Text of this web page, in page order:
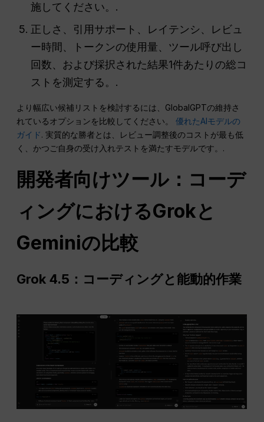
施してください。.
正しさ、引用サポート、レイテンシ、レビュ
ー時間、トークンの使用量、ツール呼び出し
回数、および採択された結果1件あたりの総コ
ストを測定する。.
より幅広い候補リストを検討するには、GlobalGPTの維持さ
れているオプションを比較してください。優れたAIモデルの
ガイド. 実質的な勝者とは、レビュー調整後のコストが最も低
く、かつご自身の受け入れテストを満たすモデルです。.
開発者向けツール：コーデ
ィングにおけるGrokと
Geminiの比較
Grok 4.5：コーディングと能動的作業